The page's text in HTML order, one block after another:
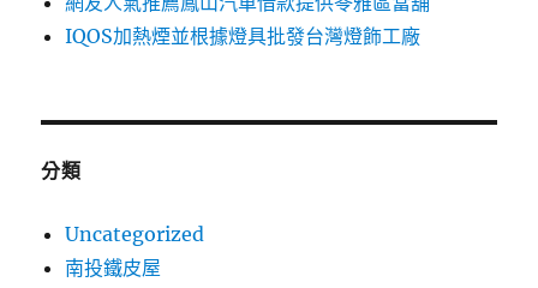
IQOS加熱煙並根據燈具批發台灣燈飾工廠
分類
Uncategorized
南投鐵皮屋